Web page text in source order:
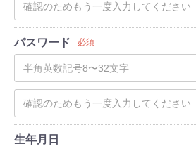
パスワード 必須
生年月日